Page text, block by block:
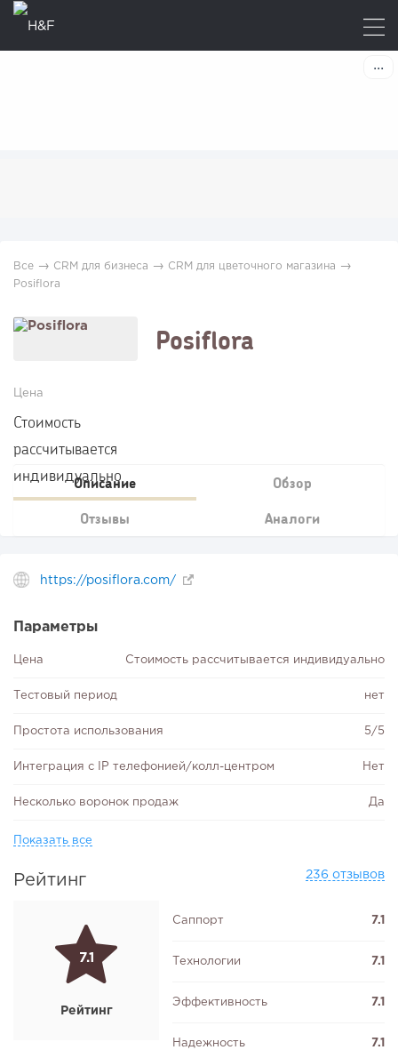
Все → CRM для бизнеса → CRM для цветочного магазина →
Posiflora
Posiflora
Цена
Стоимость
рассчитывается
индивидуально
Описание Обзор
Отзывы Аналоги
https://posiflora.com/
Параметры
Цена Стоимость рассчитывается индивидуально
Тестовый период нет
Простота использования 5/5
Интеграция с IP телефонией/колл-центром Нет
Несколько воронок продаж Да
Показать все
Рейтинг 236 отзывов
7.1
Рейтинг
Саппорт 7.1
Технологии 7.1
Эффективность 7.1
Надежность 7.1